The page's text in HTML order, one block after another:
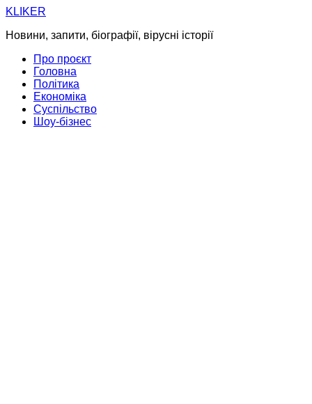
Skip
content
KLIKER
Новини, запити, біографії, вірусні історії
Про проєкт
Головна
Політика
Економіка
Суспільство
Шоу-бізнес